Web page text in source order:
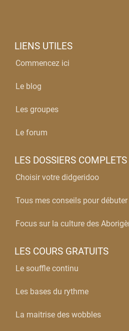
LIENS UTILES
Commencez ici
Le blog
Les groupes
Le forum
LES DOSSIERS COMPLETS
Choisir votre didgeridoo
Tous mes conseils pour débuter
Focus sur la culture des
LES COURS GRATUITS
Le souffle continu
Les bases du rythme
La maitrise des wobbles